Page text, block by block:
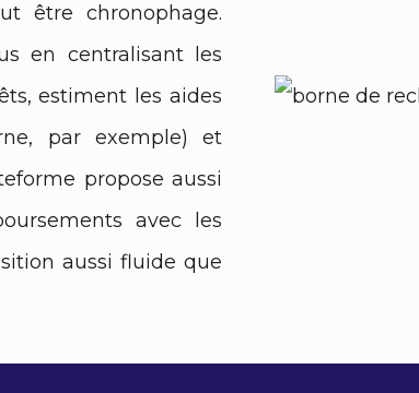
être chronophage.
en centralisant les
estiment les aides
par exemple) et
propose aussi
avec les
aussi fluide que